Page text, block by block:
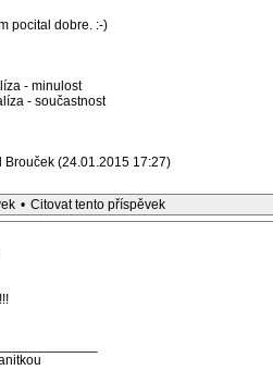
pocital dobre. :-)
- minulost
- součastnost
(24.01.2015 17:27)
• Citovat tento příspěvek